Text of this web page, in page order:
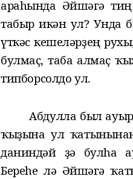
араһында Әйшәгә
табыр икән ул? Унда
үткәс кешеләрҙең
булмаҫ, таба алмаҫ
типборсолдо ул.
Абдулла был
ҡыҙына ул
даниндәй ҙә булһа
Береһе лә Әйшәгә